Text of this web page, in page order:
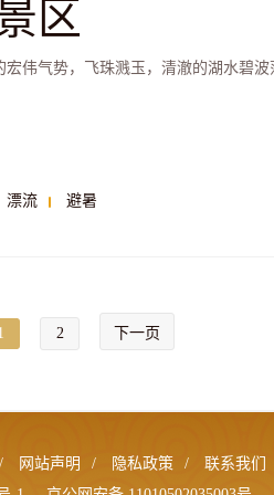
区
伟气势，飞珠溅玉，清澈的湖水碧波
漂流 避暑
2 下一页
/ 网站声明 / 隐私政策 /
联系我们